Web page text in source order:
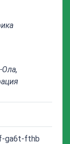
ga6t-fthb